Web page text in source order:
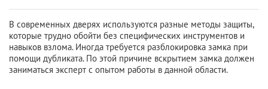
В современных дверях используются разные методы защиты,
которые трудно обойти без специфических инструментов и
навыков взлома. Иногда требуется разблокировка замка при
помощи дубликата. По этой причине вскрытием замка должен
заниматься эксперт с опытом работы в данной области.